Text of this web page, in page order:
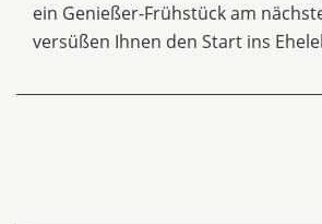
ein Genießer-Frühstück am
versüßen Ihnen den Start ins